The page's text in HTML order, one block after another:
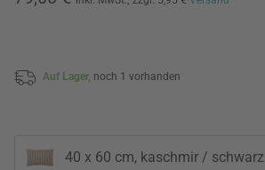
Auf Lager, noch 1 vorhanden
40 x 60 cm, kaschmir / schwarz